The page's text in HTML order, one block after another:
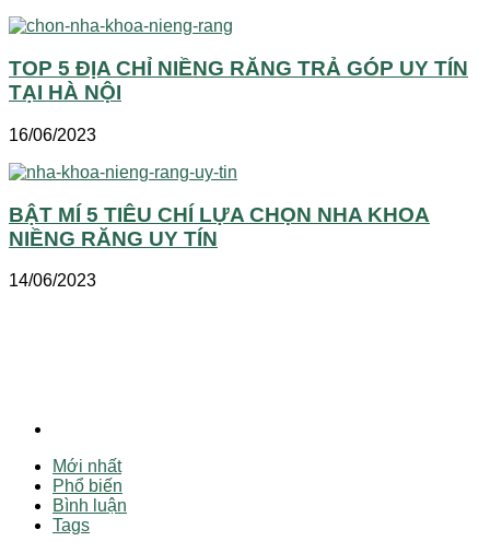
TOP 5 ĐỊA CHỈ NIỀNG RĂNG TRẢ GÓP UY TÍN
TẠI HÀ NỘI
16/06/2023
BẬT MÍ 5 TIÊU CHÍ LỰA CHỌN NHA KHOA
NIỀNG RĂNG UY TÍN
14/06/2023
Mới nhất
Phổ biến
Bình luận
Tags